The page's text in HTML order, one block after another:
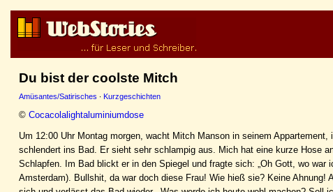
Du bist der coolste Mitch
Amüsantes/Satirisches · Kurzgeschichten
© Cocacolalightaluminiumdose
Um 12:00 Uhr Montag morgen, wacht Mitch Manson in seinem
schlendert ins Bad. Er sieht sehr schlampig aus. Mich hat eine kurze Hose
Schlapfen. Im Bad blickt er in den Spiegel und fragte sich: „Oh Gott, wo
Amsterdam). Bullshit, da war doch diese Frau! Wie hieß sie? Keine